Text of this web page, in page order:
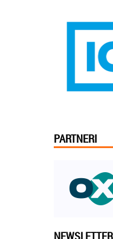
PARTNERI
NEWSLETTER
Jelena iz Niša: